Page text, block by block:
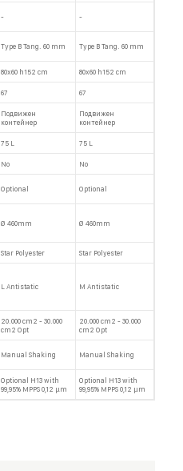
- -
Type B Tang. 60 mm Type B Tang. 60 mm
80x60 h152 cm 80x60 h152 cm
67 67
Подвижен
контейнер
Подвижен
контейнер
75 L 75 L
No No
Optional Optional
Ø 460mm Ø 460mm
Star Polyester Star Polyester
L Antistatic M Antistatic
20.000 cm2 - 30.000
cm2 Opt
20.000 cm2 - 30.000
cm2 Opt
Manual Shaking Manual Shaking
Optional H13 with
99,95% MPPS 0,12 µm
Optional H13 with
99,95% MPPS 0,12 µm